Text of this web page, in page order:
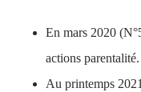
En mars 2020
actions parentalité.
Au printemps